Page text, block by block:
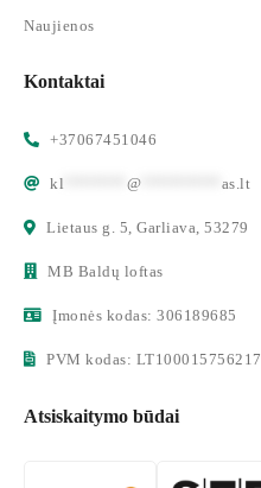
Naujienos
Kontaktai
+37067451046
kl @ as.lt
Lietaus g. 5, Garliava, 53279
MB Baldų loftas
Įmonės kodas: 306189685
PVM kodas: LT100015756217
Atsiskaitymo būdai